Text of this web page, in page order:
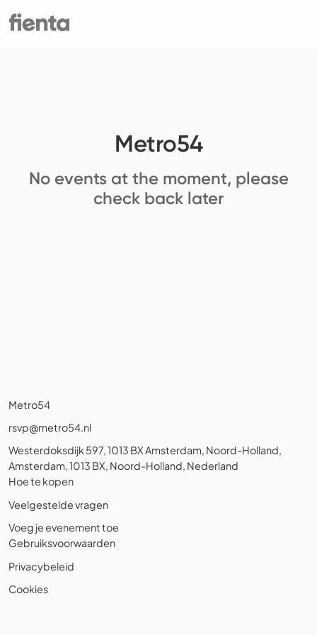
Metro54
No events at the moment, please
check back later
Metro54
rsvp@metro54.nl
Westerdoksdijk 597, 1013 BX Amsterdam, Noord-Holland,
Amsterdam, 1013 BX, Noord-Holland, Nederland
Hoe te kopen
Veelgestelde vragen
Voeg je evenement toe
Gebruiksvoorwaarden
Privacybeleid
Cookies